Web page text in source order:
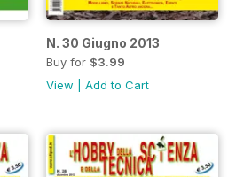
N. 30 Giugno 2013
Buy for $3.99
View
Add to Cart